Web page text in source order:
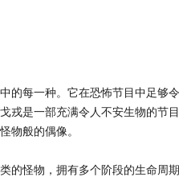
的每一种。它在恐怖节目中足够
戎是一部充满令人不安生物的节
物般的偶像。
的怪物，拥有多个阶段的生命周